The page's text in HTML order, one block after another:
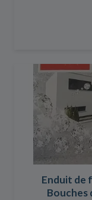
Enduit de
Bouches